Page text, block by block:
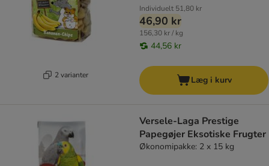
2 varianter
Individuelt 51,80 kr
46,90 kr
156,30 kr / kg
44,56 kr
Læg i kurv
Versele-Laga Prestige
Papegøjer Eksotiske Frugter
Økonomipakke: 2 x 15 kg